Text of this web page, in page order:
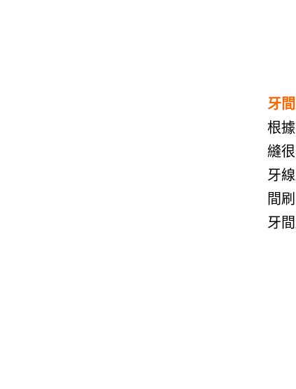
牙
根
縫
牙
間
牙